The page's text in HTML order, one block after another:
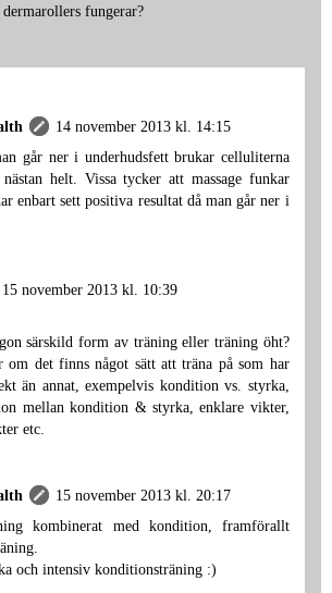
dermarollers fungerar?
14 november 2013 kl. 14:15
går ner i underhudsfett brukar celluliterna
helt. Vissa tycker att massage funkar
enbart sett positiva resultat då man går ner i
15 november 2013 kl. 10:39
särskild form av träning eller träning öht?
om det finns något sätt att träna på som har
än annat, exempelvis kondition vs. styrka,
mellan kondition & styrka, enklare vikter,
etc.
15 november 2013 kl. 20:17
kombinerat med kondition, framförallt
och intensiv konditionsträning :)